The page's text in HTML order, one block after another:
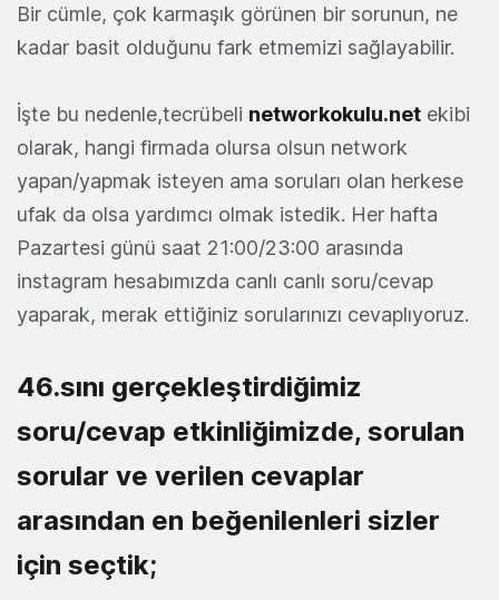
Bir cümle, çok karmaşık görünen bir sorunun, ne
kadar basit olduğunu fark etmemizi sağlayabilir.
İşte bu nedenle,tecrübeli networkokulu.net ekibi
olarak, hangi firmada olursa olsun network
yapan/yapmak isteyen ama soruları olan herkese
ufak da olsa yardımcı olmak istedik. Her hafta
Pazartesi günü saat 21:00/23:00 arasında
instagram hesabımızda canlı canlı soru/cevap
yaparak, merak ettiğiniz sorularınızı cevaplıyoruz.
46.sını gerçekleştirdiğimiz
soru/cevap etkinliğimizde, sorulan
sorular ve verilen cevaplar
arasından en beğenilenleri sizler
için seçtik;